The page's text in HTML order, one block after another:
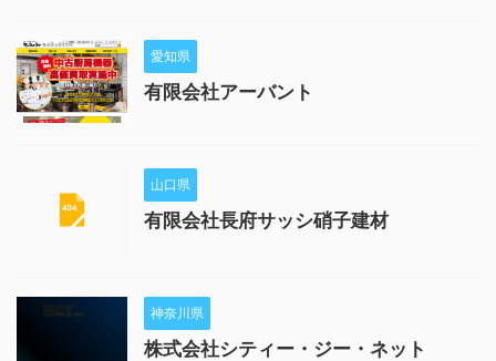
愛知県
有限会社アーバント
山口県
有限会社長府サッシ硝子建材
神奈川県
株式会社シティー・ジー・ネット